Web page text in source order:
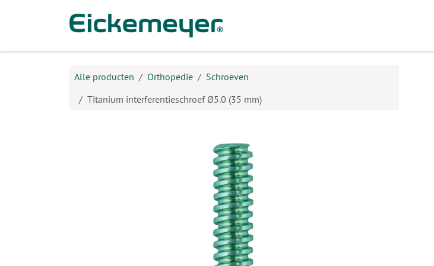
Alle producten Orthopedie
Schroeven
Titanium interferentieschroef Ø5.0 (35 mm)